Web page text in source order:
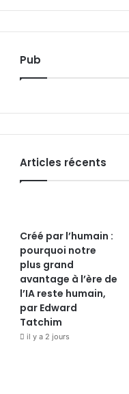
Pub
Articles récents
Créé par l’humain :
pourquoi notre
plus grand
avantage à l’ère de
l’IA reste humain,
par Edward
Tatchim
il y a 2 jours